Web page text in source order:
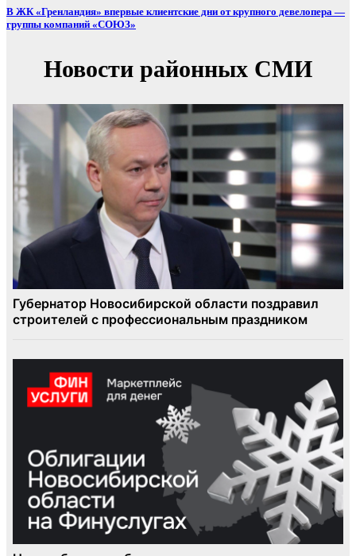
В ЖК «Гренландия» впервые клиентские дни от крупного девелопера —
группы компаний «СОЮЗ»